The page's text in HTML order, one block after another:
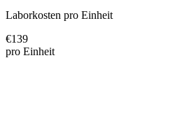
Laborkosten pro Einheit
€139
pro Einheit